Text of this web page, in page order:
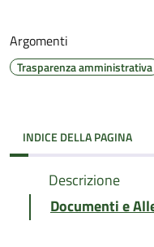
Argomenti
Trasparenza amministrativa
INDICE DELLA PAGINA
Descrizione
Documenti e